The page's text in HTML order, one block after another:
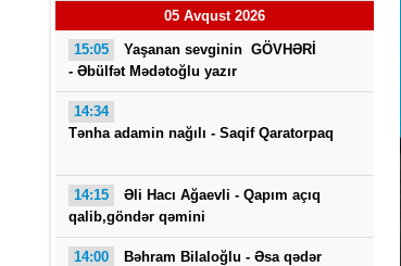
05 Avqust 2026
15:05
Yaşanan sevginin GÖVHƏRİ
- Əbülfət Mədətoğlu yazır
14:34
Tənha adamin nağılı - Saqif Qaratorpaq
14:15 Əli Hacı Ağaevli - Qapım açıq
qalib,göndər qəmini
14:00
Bəhram Bilaloğlu - Əsa qədər